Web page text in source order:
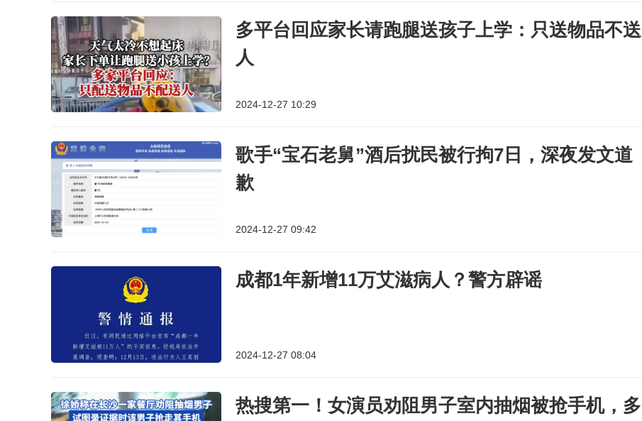
多平台回应家长请跑腿送孩子上学：只送物品不送
人
2024-12-27 10:29
歌手“宝石老舅”酒后扰民被行拘7日，深夜发文道
歉
2024-12-27 09:42
成都1年新增11万艾滋病人？警方辟谣
2024-12-27 08:04
热搜第一！女演员劝阻男子室内抽烟被抢手机，多